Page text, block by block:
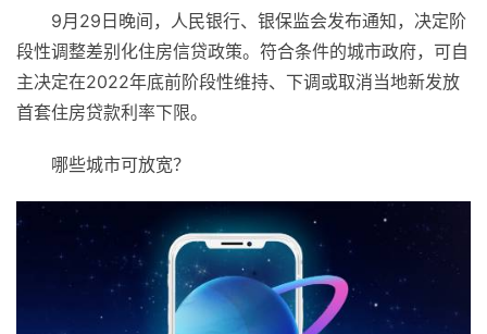
9月29日晚间，人民银行、银保监会发布通知，决定阶
段性调整差别化住房信贷政策。符合条件的城市政府，可自
主决定在2022年底前阶段性维持、下调或取消当地新发放
首套住房贷款利率下限。
哪些城市可放宽？